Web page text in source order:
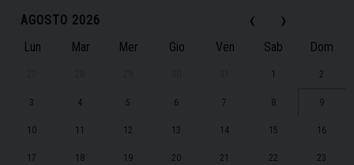
‹
AGOSTO 2026 ›
Lun Mar Mer Gio Ven Sab Dom
1 2
3 4 5 6 7 8 9
10 11 12 13 14 15 16
17 18 19 20 21 22 23